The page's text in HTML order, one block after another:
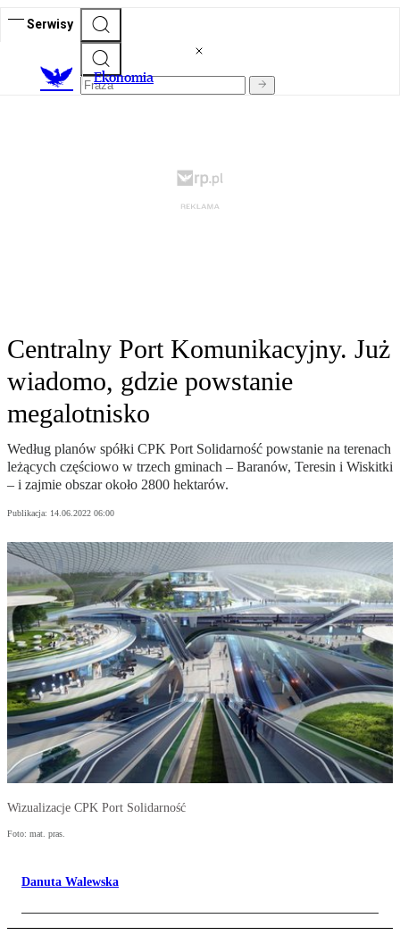
Serwisy
Ekonomia
Centralny Port Komunikacyjny. Już
wiadomo, gdzie powstanie
megalotnisko
Według planów spółki CPK Port Solidarność powstanie na terenach
leżących częściowo w trzech gminach – Baranów, Teresin i Wiskitki
– i zajmie obszar około 2800 hektarów.
Publikacja: 14.06.2022 06:00
Wizualizacje CPK Port Solidarność
Foto: mat. pras.
Danuta Walewska